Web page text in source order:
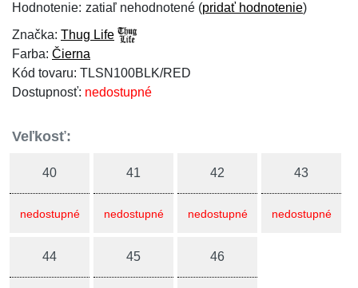
Hodnotenie: zatiaľ nehodnotené (pridať hodnotenie)
Značka: Thug Life
Farba: Čierna
Kód tovaru: TLSN100BLK/RED
Dostupnosť: nedostupné
Veľkosť:
40
nedostupné
41
nedostupné
42
nedostupné
43
nedostupné
44 45 46